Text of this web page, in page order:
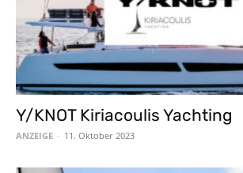
Y/KNOT Kiriacoulis Yachting
ANZEIGE - 11. Oktober 2023